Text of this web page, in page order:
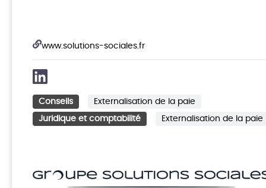
www.solutions-sociales.fr
Conseils Externalisation de la paie
Juridique et comptabilité Externalisation de la paie